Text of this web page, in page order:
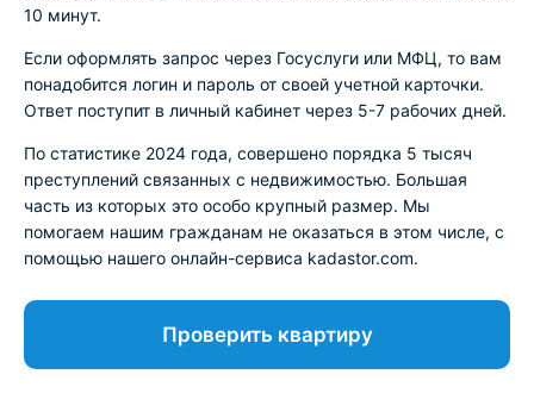
10 минут.
Если оформлять запрос через Госуслуги или МФЦ, то вам
понадобится логин и пароль от своей учетной карточки.
Ответ поступит в личный кабинет через 5-7 рабочих дней.
По статистике 2024 года, совершено порядка 5 тысяч
преступлений связанных с недвижимостью. Большая
часть из которых это особо крупный размер. Мы
помогаем нашим гражданам не оказаться в этом числе, с
помощью нашего онлайн-сервиса kadastor.com.
Проверить квартиру